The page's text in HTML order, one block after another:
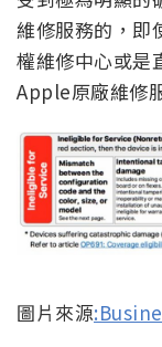
維修服務的，即
權維修中心或是
Apple原廠維修
圖片來源